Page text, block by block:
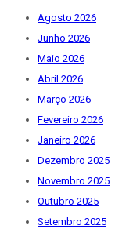
Agosto 2026
Junho 2026
Maio 2026
Abril 2026
Março 2026
Fevereiro 2026
Janeiro 2026
Dezembro 2025
Novembro 2025
Outubro 2025
Setembro 2025